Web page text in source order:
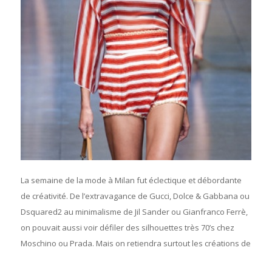
La semaine de la mode à Milan fut éclectique et débordante
de créativité. De l’extravagance de Gucci, Dolce & Gabbana ou
Dsquared2 au minimalisme de Jil Sander ou Gianfranco Ferrè,
on pouvait aussi voir défiler des silhouettes très 70’s chez
Moschino ou Prada. Mais on retiendra surtout les créations de